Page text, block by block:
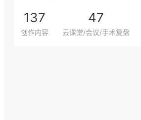
137
创作内容
47
云课堂/会议/手术复盘